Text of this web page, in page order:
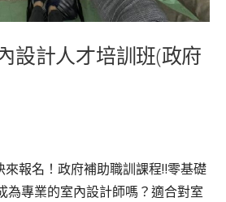
設計人才培訓班(政府
報名！政府補助職訓課程‼️零基礎
為專業的室內設計師嗎？適合對室